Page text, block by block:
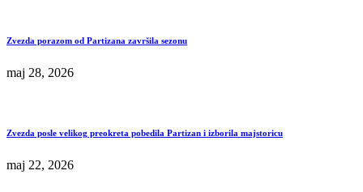
Zvezda porazom od Partizana završila sezonu
maj 28, 2026
Zvezda posle velikog preokreta pobedila Partizan i izborila majstoricu
maj 22, 2026